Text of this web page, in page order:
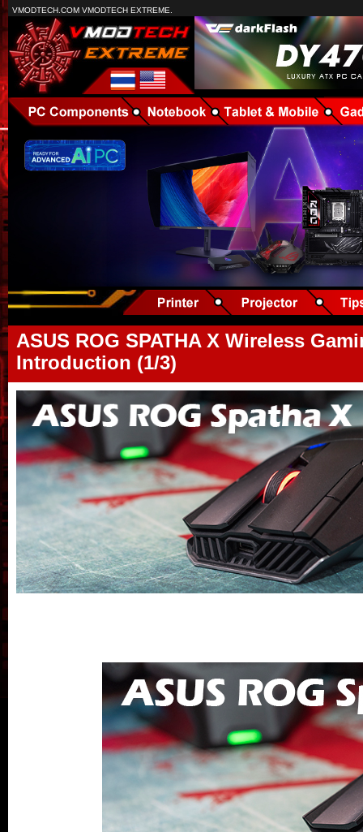
VMODTECH.COM VMODTECH EXTREME.
ASUS ROG SPATHA X Wireless
Introduction (1/3)